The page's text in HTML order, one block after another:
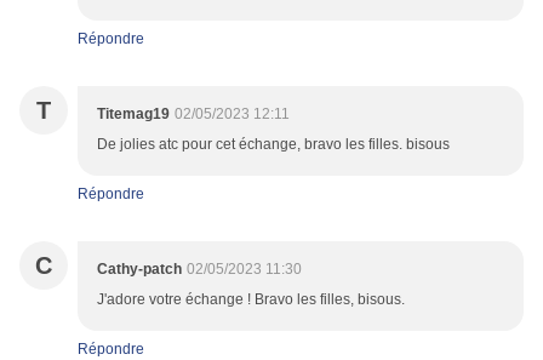
Répondre
T Titemag19 02/05/2023 12:11
De jolies atc pour cet échange, bravo les filles. bisous
Répondre
C Cathy-patch 02/05/2023 11:30
J'adore votre échange ! Bravo les filles, bisous.
Répondre